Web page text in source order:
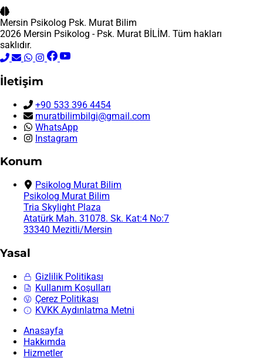
Mersin Psikolog Psk. Murat Bilim
2026 Mersin Psikolog - Psk. Murat BİLİM. Tüm hakları
saklıdır.
İletişim
+90 533 396 4454
muratbilimbilgi@gmail.com
WhatsApp
Instagram
Konum
Psikolog Murat Bilim
Psikolog Murat Bilim
Tria Skylight Plaza
Atatürk Mah. 31078. Sk. Kat:4 No:7
33340 Mezitli/Mersin
Yasal
Gizlilik Politikası
Kullanım Koşulları
Çerez Politikası
KVKK Aydınlatma Metni
Anasayfa
Hakkımda
Hizmetler